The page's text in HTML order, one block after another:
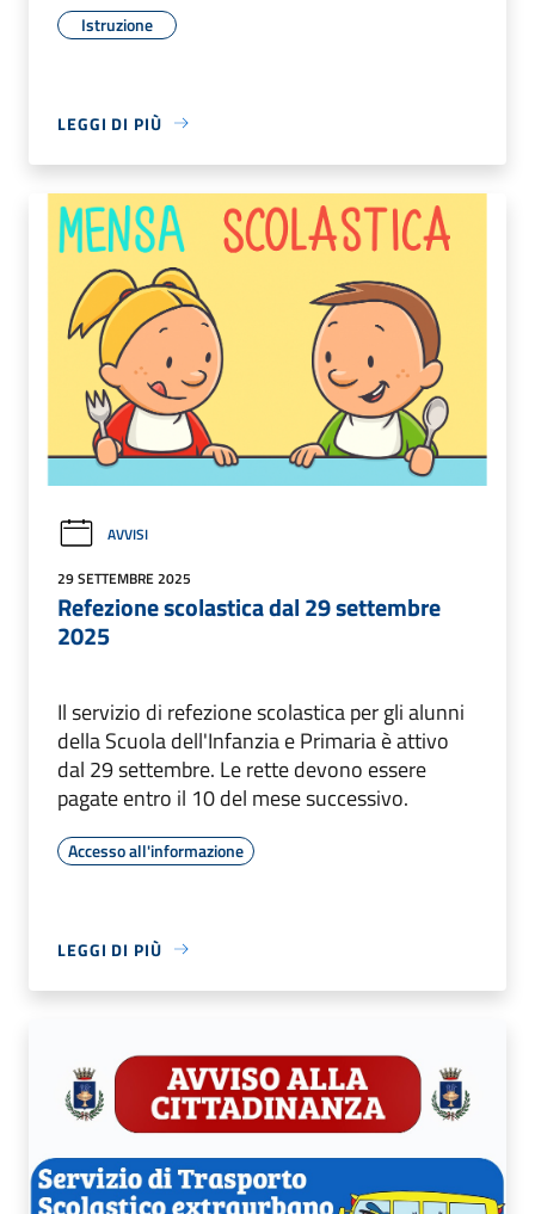
Istruzione
LEGGI DI PIÙ
AVVISI
29 SETTEMBRE 2025
Refezione scolastica dal 29 settembre
2025
Il servizio di refezione scolastica per gli alunni
della Scuola dell'Infanzia e Primaria è attivo
dal 29 settembre. Le rette devono essere
pagate entro il 10 del mese successivo.
Accesso all'informazione
LEGGI DI PIÙ